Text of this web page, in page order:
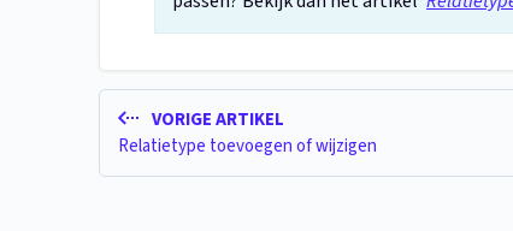
VORIGE ARTIKEL
Relatietype toevoegen of wijzigen